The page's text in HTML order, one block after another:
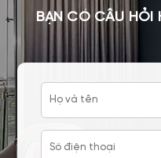
BẠN CÓ CÂU HỎI